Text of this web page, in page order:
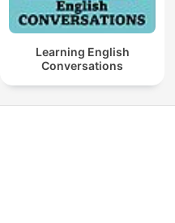
Learning English
Conversations